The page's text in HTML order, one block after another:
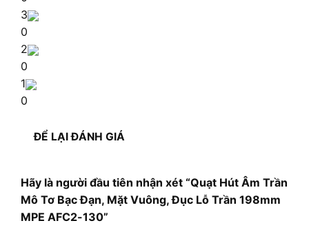
3
0
2
0
1
0
ĐỂ LẠI ĐÁNH GIÁ
Hãy là người đầu tiên nhận xét “Quạt Hút Âm Trần
Mô Tơ Bạc Đạn, Mặt Vuông, Đục Lỗ Trần 198mm
MPE AFC2-130”